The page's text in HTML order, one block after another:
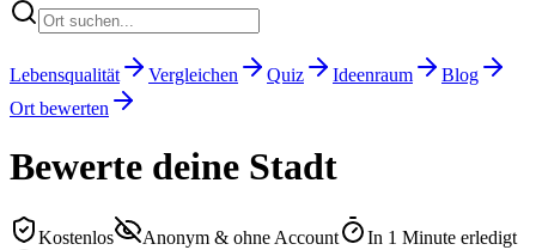
Lebensqualität Vergleichen Quiz Ideenraum
Blog
Ort bewerten
Bewerte deine Stadt
Kostenlos Anonym & ohne Account
In 1 Minute erledigt